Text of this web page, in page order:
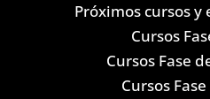
Próximos cursos
Cursos
Cursos Fase
Cursos